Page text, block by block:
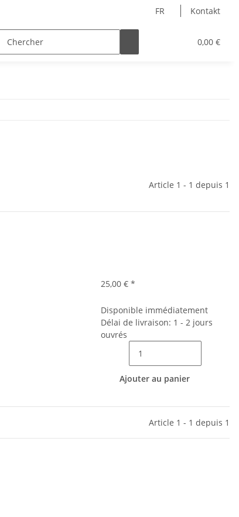
FR Kontakt
0,00 €
Chœur
Article 1 - 1 depuis 1
25,00 € *
Disponible immédiatement
Délai de livraison: 1 - 2 jours
ouvrés
Ajouter au panier
Article 1 - 1 depuis 1